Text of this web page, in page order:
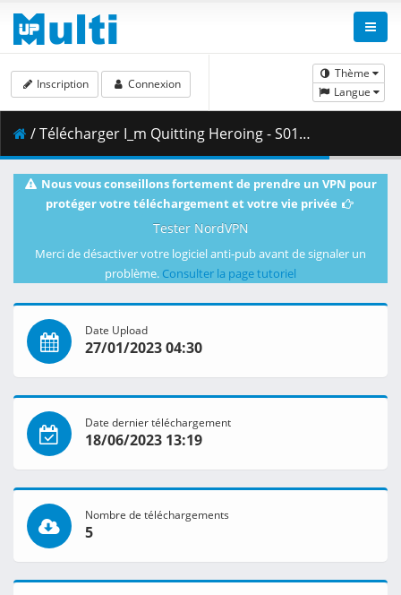
Thème
Langue
Inscription Connexion
/ Télécharger I_m Quitting Heroing - S01E03v2 [BD 1080p x264 FLAC] [Dual-Audio].mkv.002 ( 390.21 MB )
Nous vous conseillons fortement de prendre un VPN pour
protéger votre téléchargement et votre vie privée
Tester NordVPN
Merci de désactiver votre logiciel anti-pub avant de signaler un
problème. Consulter la page tutoriel
Date Upload
27/01/2023 04:30
Date dernier téléchargement
18/06/2023 13:19
Nombre de téléchargements
5